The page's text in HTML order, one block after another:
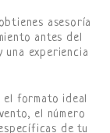
asesoría
antes del
experiencia
formato ideal
el número
de tu